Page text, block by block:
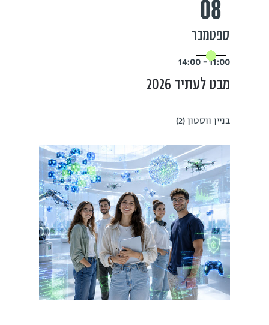
08
ספטמבר
11:00 - 14:00
מבט לעתיד 2026
בניין ווסטון (2)